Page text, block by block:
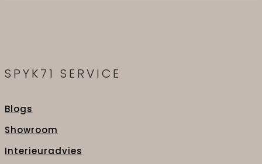
SPYK71 SERVICE
Blogs
Showroom
Interieuradvies